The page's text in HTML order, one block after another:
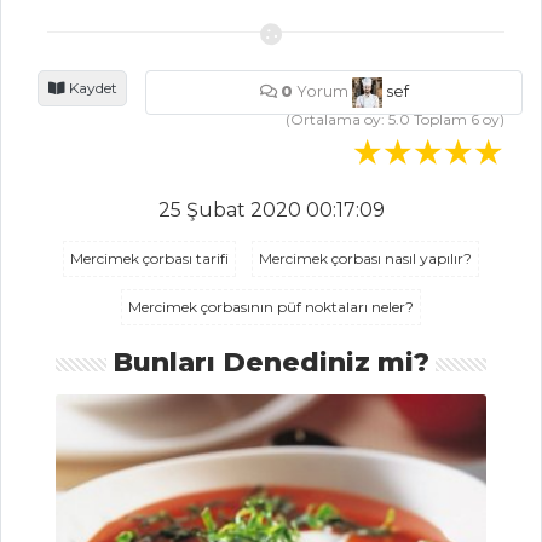
Tarifleri
FASULYE
Patlıcan
Sebze Yemekleri
Tüm Tarifleri
Kaydet 0 Yorum
sef
(Ortalama oy:5.0Toplam6oy)
25 Şubat 2020 00:17:09
Mercimek çorbası tarifi Mercimek çorbası nasıl yapılır?
Mercimek çorbasının püf noktaları neler?
Bunları Denediniz mi?